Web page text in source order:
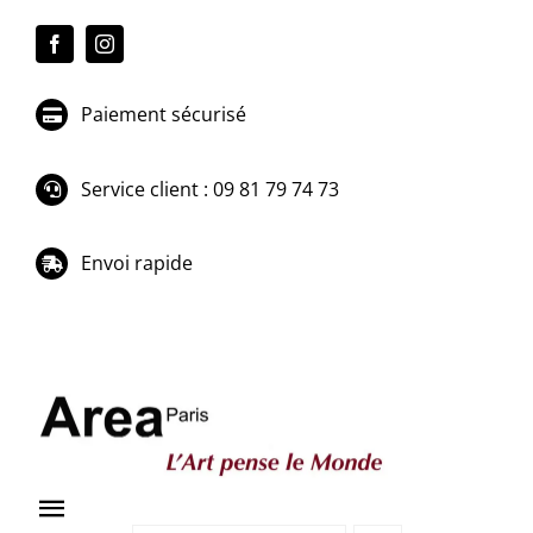
Paiement sécurisé
Service client : 09 81 79 74 73
Envoi rapide